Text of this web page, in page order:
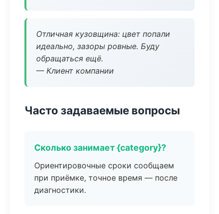
Отличная кузовщина: цвет попали
идеально, зазоры ровные. Буду
обращаться ещё.
— Клиент компании
Часто задаваемые вопросы
Сколько занимает {category}?
Ориентировочные сроки сообщаем
при приёмке, точное время — после
диагностики.